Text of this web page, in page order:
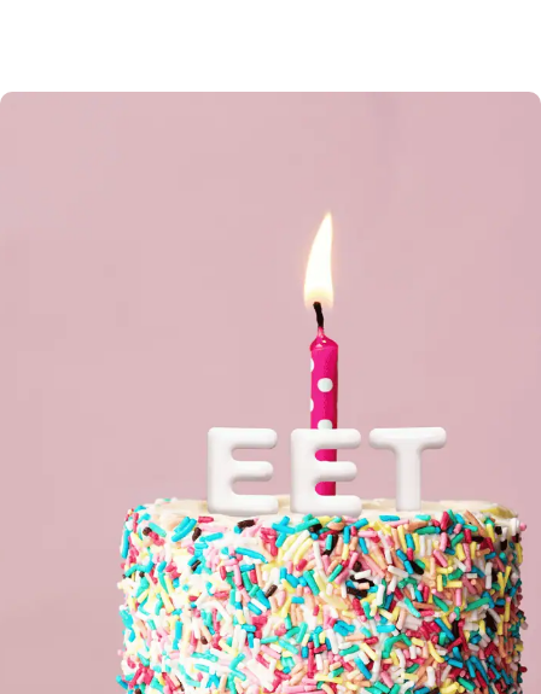
Tradičními zástupci jsou malí živnostníci jako